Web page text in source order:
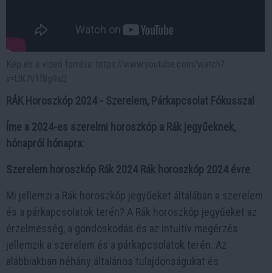
RÁK Horoszkóp 2024 - Szerelem, Párkapcsolat Fókusszal
Íme a 2024-es szerelmi horoszkóp a Rák jegyűeknek,
hónapról hónapra:
Szerelem horoszkóp Rák 2024 Rák horoszkóp 2024 évre
Mi jellemzi a Rák horoszkóp jegyűeket általában a szerelem
és a párkapcsolatok terén? A Rák horoszkóp jegyűeket az
érzelmesség, a gondoskodás és az intuitív megérzés
jellemzik a szerelem és a párkapcsolatok terén. Az
alábbiakban néhány általános tulajdonságukat és